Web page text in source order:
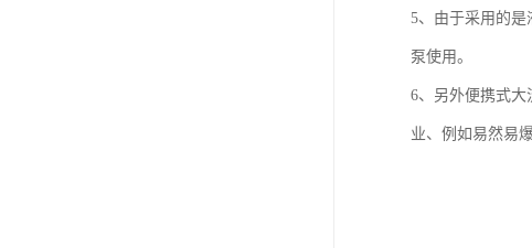
5、由于采用的
泵使用。
6、另外便携式
业、例如易然易